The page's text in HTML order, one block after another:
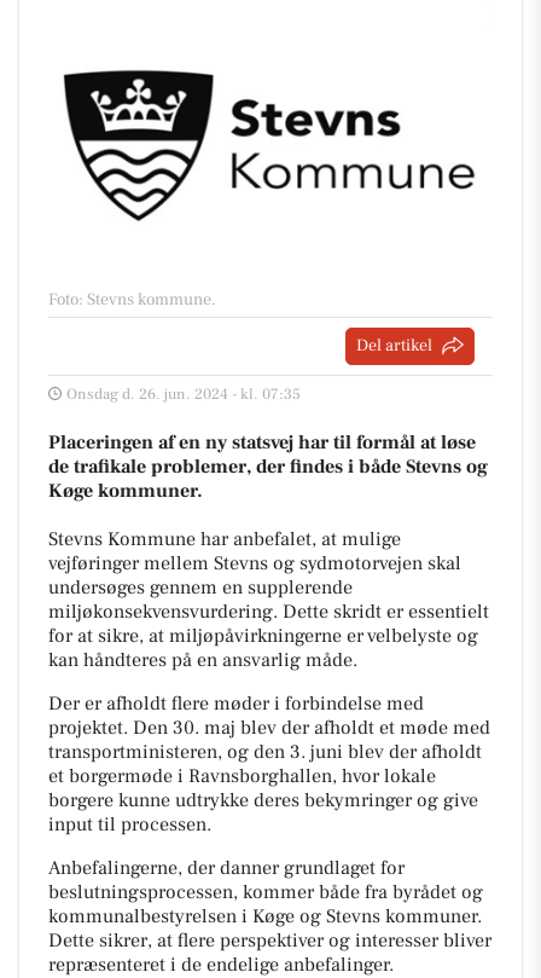
Foto: Stevns kommune.
Del artikel
Onsdag d. 26. jun. 2024 - kl. 07:35
Placeringen af en ny statsvej har til formål at løse
de trafikale problemer, der findes i både Stevns og
Køge kommuner.
Stevns Kommune har anbefalet, at mulige
vejføringer mellem Stevns og sydmotorvejen skal
undersøges gennem en supplerende
miljøkonsekvensvurdering. Dette skridt er essentielt
for at sikre, at miljøpåvirkningerne er velbelyste og
kan håndteres på en ansvarlig måde.
Der er afholdt flere møder i forbindelse med
projektet. Den 30. maj blev der afholdt et møde med
transportministeren, og den 3. juni blev der afholdt
et borgermøde i Ravnsborghallen, hvor lokale
borgere kunne udtrykke deres bekymringer og give
input til processen.
Anbefalingerne, der danner grundlaget for
beslutningsprocessen, kommer både fra byrådet og
kommunalbestyrelsen i Køge og Stevns kommuner.
Dette sikrer, at flere perspektiver og interesser bliver
repræsenteret i de endelige anbefalinger.